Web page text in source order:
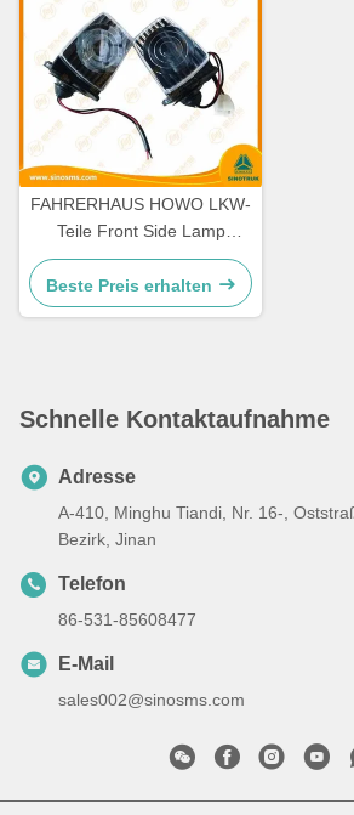
FAHRERHAUS HOWO LKW-
Teile Front Side Lamp
WG9719790005/0008
Beste Preis erhalten
Schnelle Kontaktaufnahme
Adresse
A-410, Minghu Tiandi, Nr. 16-,
Bezirk, Jinan
Telefon
86-531-85608477
E-Mail
sales002@sinosms.com